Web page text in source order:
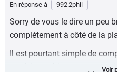
En réponse à 992.2phil
Sorry de vous le dire un peu
complètement à côté de la
Il est pourtant simple de
produire un bien au meme